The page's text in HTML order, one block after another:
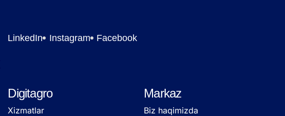
LinkedIn Instagram Facebook
Digitagro
Xizmatlar
Markaz
Biz haqimizda